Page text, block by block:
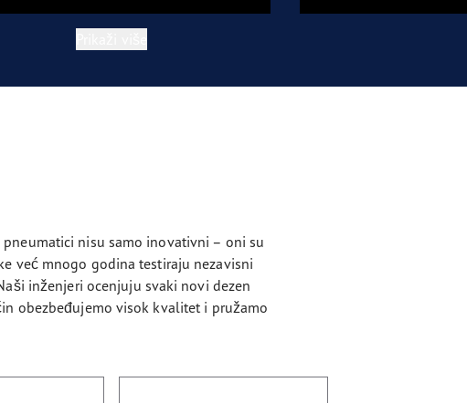
nisu samo inovativni – oni su
već mnogo godina testiraju nezavisni
inženjeri ocenjuju svaki novi dezen
obezbeđujemo visok kvalitet i pružamo